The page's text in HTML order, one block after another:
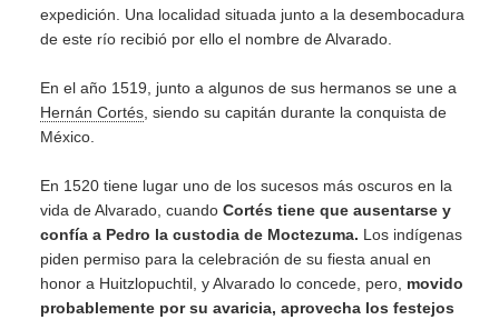
expedición. Una localidad situada junto a la desembocadura
de este río recibió por ello el nombre de Alvarado.
En el año 1519, junto a algunos de sus hermanos se une a
Hernán Cortés , siendo su capitán durante la conquista de
México.
En 1520 tiene lugar uno de los sucesos más oscuros en la
vida de Alvarado, cuando Cortés tiene que ausentarse y
confía a Pedro la custodia de Moctezuma. Los indígenas
piden permiso para la celebración de su fiesta anual en
honor a Huitzlopuchtil, y Alvarado lo concede, pero, movido
probablemente por su avaricia, aprovecha los festejos